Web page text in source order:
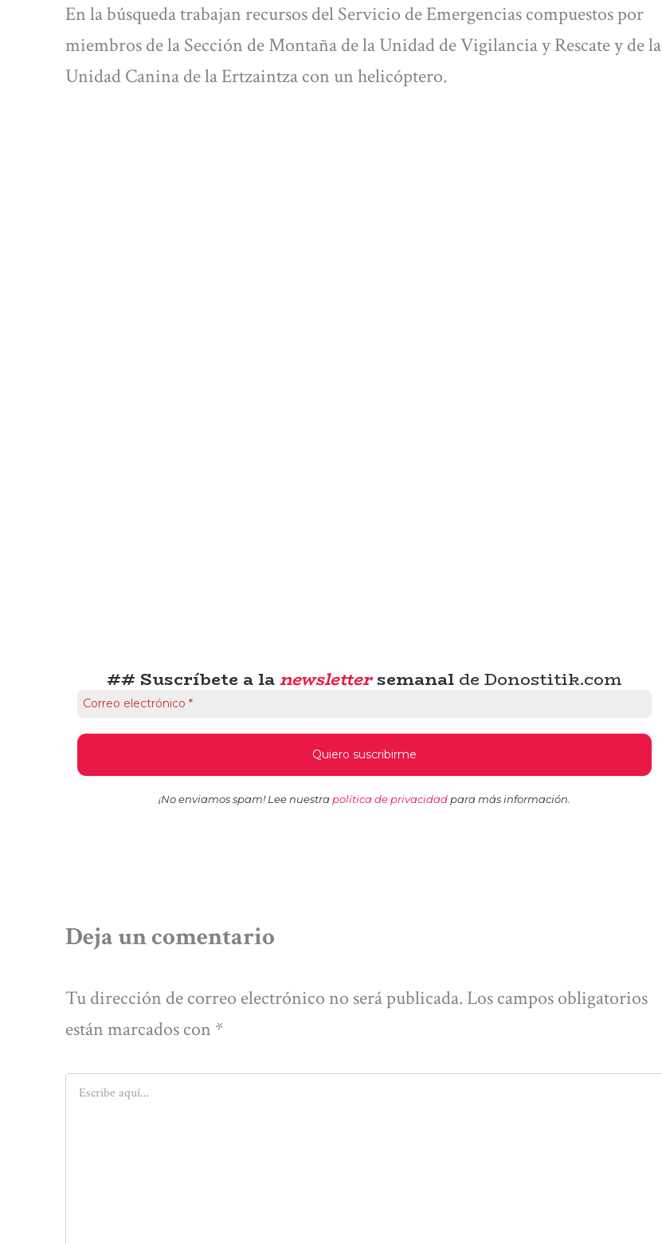
En la búsqueda trabajan recursos del Servicio de Emergencias compuestos por
miembros de la Sección de Montaña de la Unidad de Vigilancia y Rescate y de la
Unidad Canina de la Ertzaintza con un helicóptero.
## Suscríbete a lanewslettersemanal de Donostitik.com
¡No enviamos spam! Lee nuestra política de privacidad para más información.
Deja un comentario
Tu dirección de correo electrónico no será publicada. Los campos obligatorios
están marcados con *
Escribe
aquí...